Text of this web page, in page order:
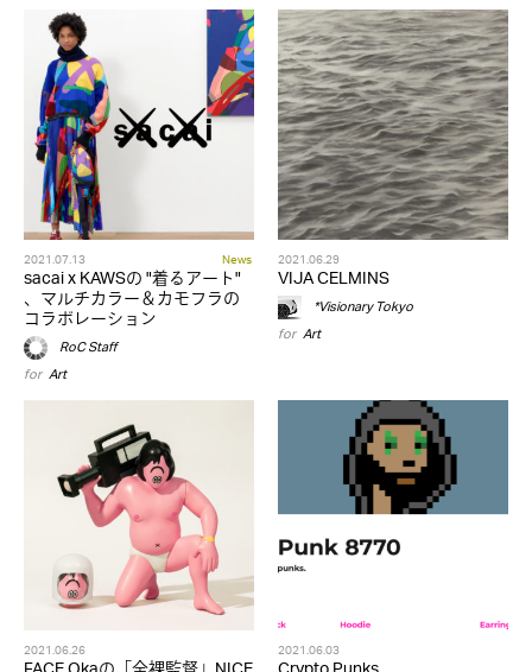
2021.07.13 News
sacai x KAWSの "着るアート"
、マルチカラー＆カモフラの
コラボレーション
RoC Staff
for Art
2021.06.29
VIJA CELMINS
*Visionary Tokyo
for Art
2021.06.26 2021.06.03